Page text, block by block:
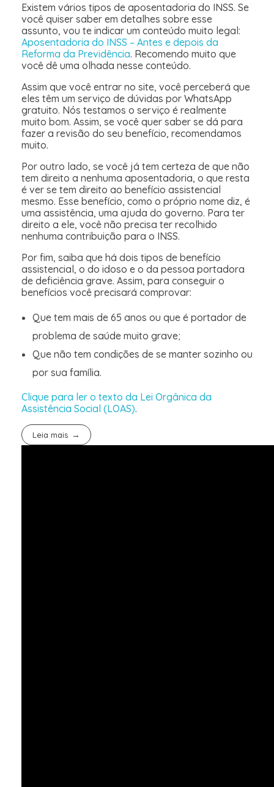
Existem vários tipos de aposentadoria do INSS. Se
você quiser saber em detalhes sobre esse
assunto, vou te indicar um conteúdo muito legal:
Aposentadoria do INSS – Antes e depois da
Reforma da Previdência. Recomendo muito que
você dê uma olhada nesse conteúdo.
Assim que você entrar no site, você perceberá que
eles têm um serviço de dúvidas por WhatsApp
gratuito. Nós testamos o serviço é realmente
muito bom. Assim, se você quer saber se dá para
fazer a revisão do seu benefício, recomendamos
muito.
Por outro lado, se você já tem certeza de que não
tem direito a nenhuma aposentadoria, o que resta
é ver se tem direito ao benefício assistencial
mesmo. Esse benefício, como o próprio nome diz, é
uma assistência, uma ajuda do governo. Para ter
direito a ele, você não precisa ter recolhido
nenhuma contribuição para o INSS.
Por fim, saiba que há dois tipos de benefício
assistencial, o do idoso e o da pessoa portadora
de deficiência grave. Assim, para conseguir o
benefícios você precisará comprovar:
Que tem mais de 65 anos ou que é portador de
problema de saúde muito grave;
Que não tem condições de se manter sozinho ou
por sua família.
Clique para ler o texto da Lei Orgânica da
Assistência Social (LOAS).
Leia mais